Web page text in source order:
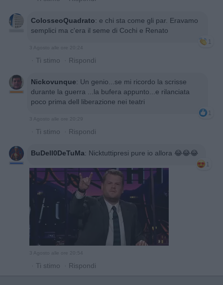
ColosseoQuadrato: e chi sta come gli par. Eravamo
semplici ma c'era il seme di Cochi e Renato
1
3 Agosto alle ore 20:24
· Ti stimo · Rispondi
Nickovunque: Un genio...se mi ricordo la scrisse
durante la guerra ...la bufera appunto...e rilanciata
poco prima dell liberazione nei teatri
1
3 Agosto alle ore 20:29
· Ti stimo · Rispondi
BuDell0DeTuMa: Nicktuttipresi pure io allora 😂😂😂
1
3 Agosto alle ore 20:54
· Ti stimo · Rispondi